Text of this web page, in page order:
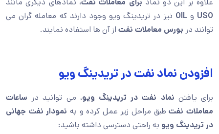
USO و OIL نیز در تریدینگ ویو وجود دارند که معامله گران می
توانند در بورس معاملات نفت از آن ها استفاده نمایند.
افزودن نماد نفت در تریدینگ ویو
برای یافتن نماد نفت در تریدینگ ویو، می توانید در ساعات
معاملات نفتطبق مراحل زیر عمل کرده و به نمودار نفت جهانی
در تریدینگ ویو به راحتی دسترسی داشته باشید: